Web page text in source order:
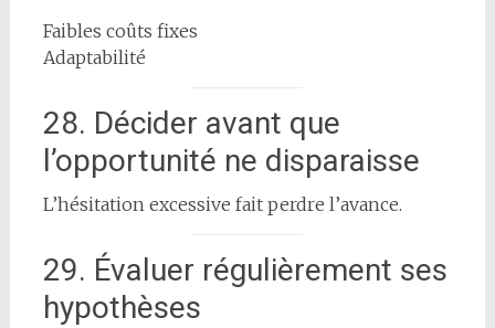
Faibles coûts fixes
Adaptabilité
28. Décider avant que
l’opportunité ne disparaisse
L’hésitation excessive fait perdre l’avance.
29. Évaluer régulièrement ses
hypothèses